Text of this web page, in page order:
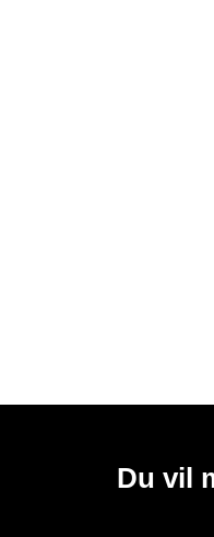
Du vil